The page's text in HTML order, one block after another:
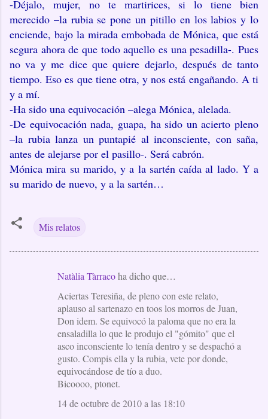
-Déjalo, mujer, no te martirices, si lo tiene bien
merecido –la rubia se pone un pitillo en los labios y lo
enciende, bajo la mirada embobada de Mónica, que está
segura ahora de que todo aquello es una pesadilla-. Pues
no va y me dice que quiere dejarlo, después de tanto
tiempo. Eso es que tiene otra, y nos está engañando. A ti
y a mí.
-Ha sido una equivocación –alega Mónica, alelada.
-De equivocación nada, guapa, ha sido un acierto pleno
–la rubia lanza un puntapié al inconsciente, con saña,
antes de alejarse por el pasillo-. Será cabrón.
Mónica mira su marido, y a la sartén caída al lado. Y a
su marido de nuevo, y a la sartén…
Mis relatos
Natàlia Tàrracoha dicho que…
Aciertas Teresiña, de pleno con este relato,
aplauso al sartenazo en toos los morros de Juan,
Don idem. Se equivocó la paloma que no era la
ensaladilla lo que le produjo el "gómito" que el
asco inconsciente lo tenía dentro y se despachó a
gusto. Compis ella y la rubia, vete por donde,
equivocándose de tío a duo.
Bicoooo, ptonet.
14 de octubre de 2010 a las 18:10